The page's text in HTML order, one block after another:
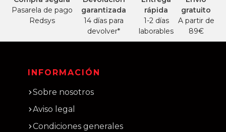
Pasarela de pago
Redsys
garantizada
14 días para
devolver*
rápida
1-2 días
laborables
gratuito
A partir de
89€
INFORMACIÓN
Sobre nosotros
Aviso legal
Condiciones generales